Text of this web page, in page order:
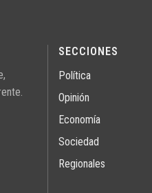
SECCIONES
Política
Opinión
Economía
Sociedad
Regionales